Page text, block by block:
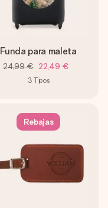
Funda para maleta
24,99 € 22,49 €
3 Tipos
Rebajas